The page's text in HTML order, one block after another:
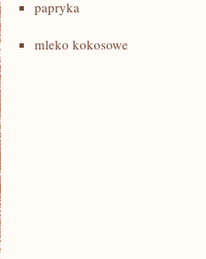
papryka
mleko kokosowe